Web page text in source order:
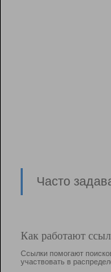
Часто
Как работают
Ссылки помогают
участвовать в